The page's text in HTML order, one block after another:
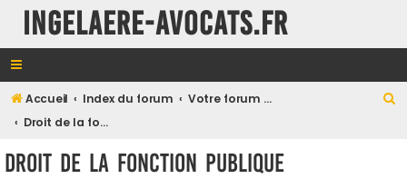
INGELAERE-AVOCATS.FR
Accueil Index du forum
Votre forum en Droit Public
Droit de la fonction publique
Droit de la fonction publique